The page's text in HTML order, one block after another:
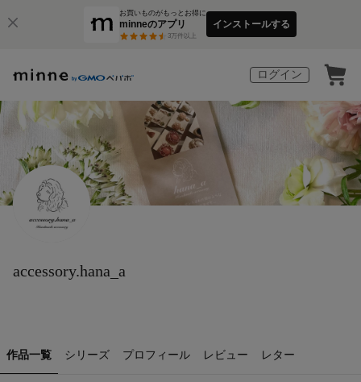
お買いものがもっとお得に
minneのアプリ
3万件以上
インストールする
ログイン
accessory.hana_a
作品一覧 シリーズ プロフィール レビュー レター